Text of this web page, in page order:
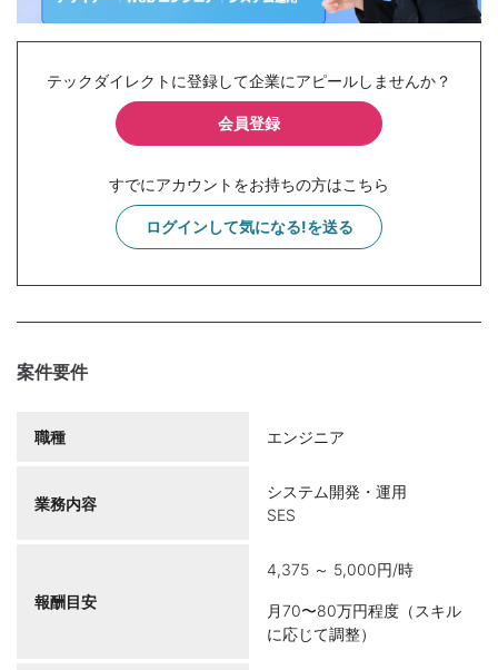
テックダイレクトに登録して企業にアピールしませんか？
会員登録
すでにアカウントをお持ちの方はこちら
ログインして気になる!を送る
案件要件
職種 エンジニア
業務内容
システム開発・運用
SES
報酬目安
4,375 ～ 5,000円/時
月70〜80万円程度（スキル
に応じて調整）